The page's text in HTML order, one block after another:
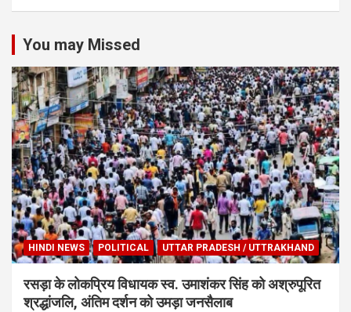
You may Missed
HINDI NEWS POLITICAL UTTAR PRADESH / UTTRAKHAND
रसड़ा के लोकप्रिय विधायक स्व. उमाशंकर सिंह को अश्रुपूरित
श्रद्धांजलि, अंतिम दर्शन को उमड़ा जनसैलाब